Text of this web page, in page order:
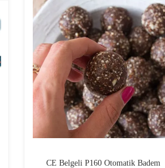
CE Belgeli P160 Otomatik Badem